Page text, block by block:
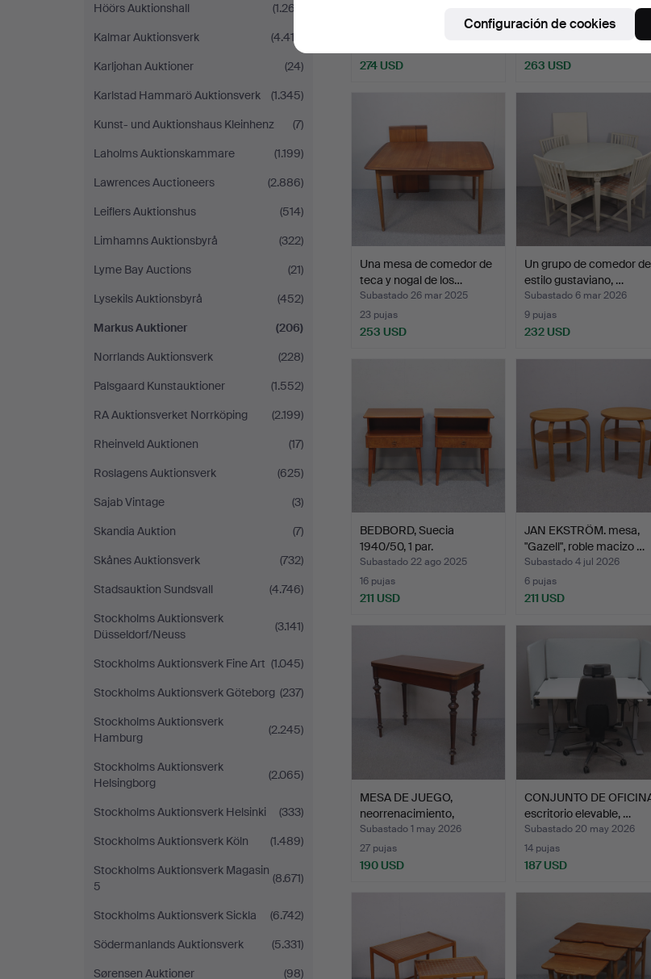
Höörs Auktionshall
(1.267)
Kalmar Auktionsverk
(4.412)
Karljohan Auktioner
(24)
Karlstad Hammarö Auktionsverk
(1.345)
Kunst- und Auktionshaus Kleinhenz
(7)
Laholms Auktionskammare
(1.199)
Lawrences Auctioneers
(2.886)
Leiflers Auktionshus
(514)
Limhamns Auktionsbyrå
(322)
Lyme Bay Auctions
(21)
Lysekils Auktionsbyrå
(452)
Markus Auktioner
(206)
Norrlands Auktionsverk
(228)
Palsgaard Kunstauktioner
(1.552)
RA Auktionsverket Norrköping
(2.199)
Rheinveld Auktionen
(17)
Roslagens Auktionsverk
(625)
Sajab Vintage
(3)
Skandia Auktion
(7)
Skånes Auktionsverk
(732)
Stadsauktion Sundsvall
(4.746)
Stockholms Auktionsverk
Düsseldorf/Neuss
(3.141)
Stockholms Auktionsverk Fine Art (1.045)
Stockholms Auktionsverk Göteborg (237)
Stockholms Auktionsverk
Hamburg
(2.245)
Stockholms Auktionsverk
Helsingborg
(2.065)
Stockholms Auktionsverk Helsinki
(333)
Stockholms Auktionsverk Köln
(1.489)
Stockholms Auktionsverk Magasin
5
(8.671)
Stockholms Auktionsverk Sickla
(6.742)
Södermanlands Auktionsverk
(5.331)
Sørensen Auktioner
(98)
274 USD
Subastado 28 ago 2025
263 USD
Una mesa de comedor de
teca y nogal de los…
Subastado 26 mar 2025
23 pujas
253 USD
Un grupo de comedor de
estilo gustaviano, …
Subastado 6 mar 2026
9 pujas
232 USD
BEDBORD, Suecia
1940/50, 1 par.
Subastado 22 ago 2025
16 pujas
211 USD
JAN EKSTRÖM. mesa,
"Gazell", roble macizo …
Subastado 4 jul 2026
6 pujas
211 USD
MESA DE JUEGO,
neorrenacimiento,
segunda m…
Subastado 1 may 2026
27 pujas
190 USD
CONJUNTO DE
escritorio elevable, …
Subastado 20 may 2026
14 pujas
187 USD
Configuración de cookies